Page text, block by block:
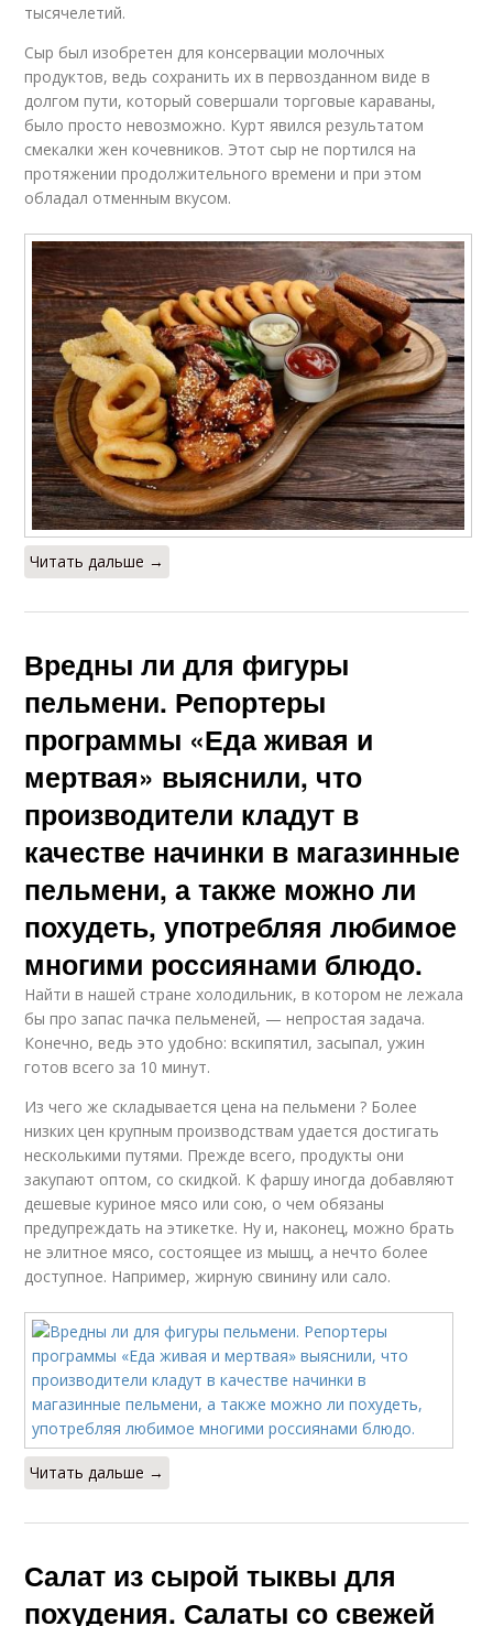
тысячелетий.
Сыр был изобретен для консервации молочных
продуктов, ведь сохранить их в первозданном виде в
долгом пути, который совершали торговые караваны,
было просто невозможно. Курт явился результатом
смекалки жен кочевников. Этот сыр не портился на
протяжении продолжительного времени и при этом
обладал отменным вкусом.
Читать дальше →
Вредны ли для фигуры
пельмени. Репортеры
программы «Еда живая и
мертвая» выяснили, что
производители кладут в
качестве начинки в магазинные
пельмени, а также можно ли
похудеть, употребляя любимое
многими россиянами блюдо.
Найти в нашей стране холодильник, в котором не лежала
бы про запас пачка пельменей, — непростая задача.
Конечно, ведь это удобно: вскипятил, засыпал, ужин
готов всего за 10 минут.
Из чего же складывается цена на пельмени ? Более
низких цен крупным производствам удается достигать
несколькими путями. Прежде всего, продукты они
закупают оптом, со скидкой. К фаршу иногда добавляют
дешевые куриное мясо или сою, о чем обязаны
предупреждать на этикетке. Ну и, наконец, можно брать
не элитное мясо, состоящее из мышц, а нечто более
доступное. Например, жирную свинину или сало.
Читать дальше →
Салат из сырой тыквы для
похудения. Салаты со свежей